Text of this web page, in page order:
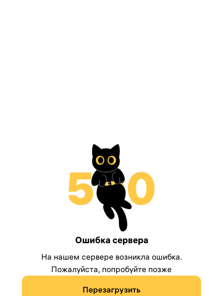
Ошибка сервера
На нашем сервере возникла ошибка.
Пожалуйста, попробуйте позже
Перезагрузить